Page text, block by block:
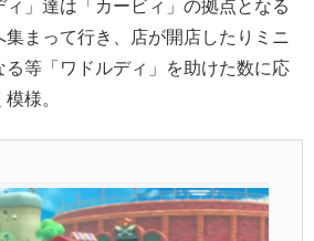
」達は「カービィ」の拠点となる
集まって行き、店が開店したりミニ
等「ワドルディ」を助けた数に応
様。